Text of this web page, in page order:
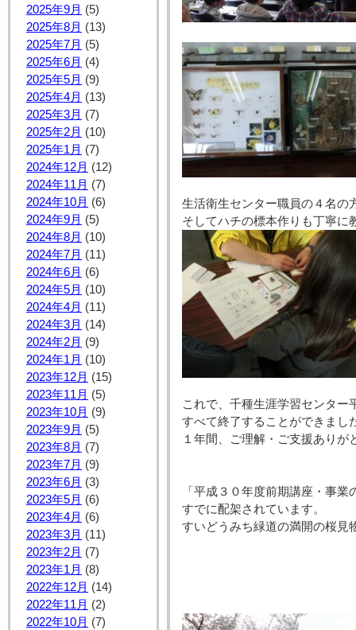
2025年9月 (5)
2025年8月 (13)
2025年7月 (5)
2025年6月 (4)
2025年5月 (9)
2025年4月 (13)
2025年3月 (7)
2025年2月 (10)
2025年1月 (7)
2024年12月 (12)
2024年11月 (7)
2024年10月 (6)
2024年9月 (5)
2024年8月 (10)
2024年7月 (11)
2024年6月 (6)
2024年5月 (10)
2024年4月 (11)
2024年3月 (14)
2024年2月 (9)
2024年1月 (10)
2023年12月 (15)
2023年11月 (5)
2023年10月 (9)
2023年9月 (5)
2023年8月 (7)
2023年7月 (9)
2023年6月 (3)
2023年5月 (6)
2023年4月 (6)
2023年3月 (11)
2023年2月 (7)
2023年1月 (8)
2022年12月 (14)
2022年11月 (2)
2022年10月 (7)
生活衛生センター職員の４名の
これで、千種生涯学習センター
すべて終了することができまし
１年間、ご理解・ご支援ありが
「平成３０年度前期講座・事業
すでに配架されています。
すいどうみち緑道の満開の桜